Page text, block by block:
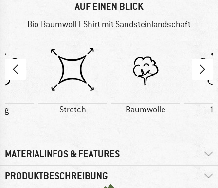
AUF EINEN BLICK
Bio-Baumwoll T-Shirt mit Sandsteinlandschaft
g Stretch Baumwolle
MATERIALINFOS & FEATURES
PRODUKTBESCHREIBUNG